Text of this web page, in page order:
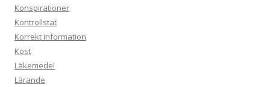
Konspirationer
Kontrollstat
Korrekt information
Kost
Läkemedel
Lärande